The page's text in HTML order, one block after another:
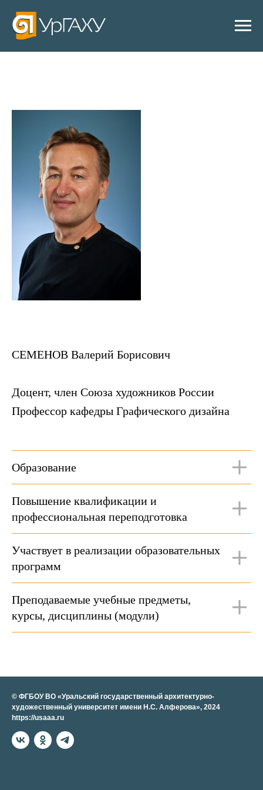
СЕМЕНОВ Валерий Борисович
Доцент, член Союза художников России
Профессор кафедры Графического дизайна
Образование
Повышение квалификации и
профессиональная переподготовка
Участвует в реализации образовательных
программ
Преподаваемые учебные предметы,
курсы, дисциплины (модули)
© ФГБОУ ВО «Уральский государственный архитектурно-
художественный университет имени Н.С. Алферова», 2024
https://usaaa.ru